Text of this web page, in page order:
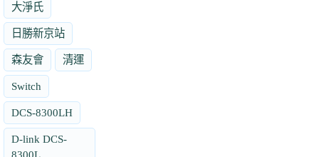
大淨氏
日勝新京站
森友會 清運
Switch
DCS-8300LH
D-link DCS-